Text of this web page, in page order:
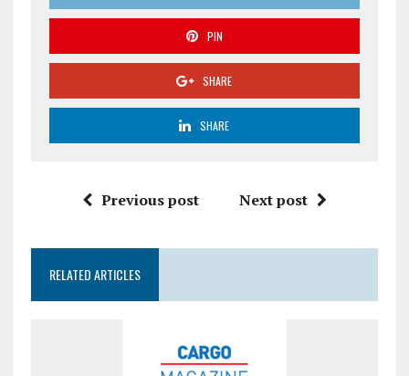
PIN
SHARE
SHARE
Previous post Next post
RELATED ARTICLES